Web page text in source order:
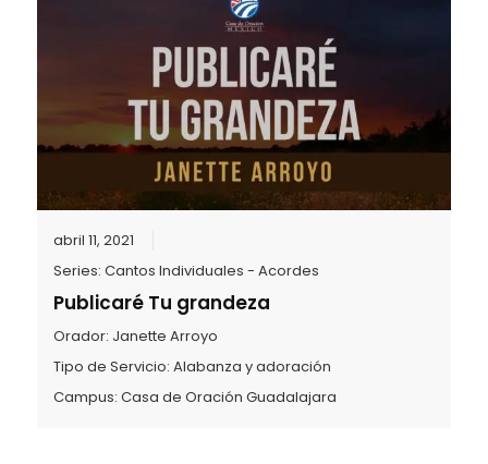
abril 11, 2021
Series:Cantos Individuales - Acordes
Publicaré Tu grandeza
Orador: Janette Arroyo
Tipo de Servicio:Alabanza y adoración
Campus:Casa de Oración Guadalajara